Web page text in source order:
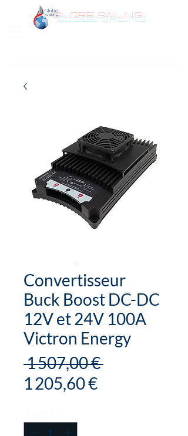
GLOBE SAILING
Convertisseur
Buck Boost DC-DC
12V et 24V 100A
Victron Energy
1 507,00 € Prix
1 205,60 €Prix